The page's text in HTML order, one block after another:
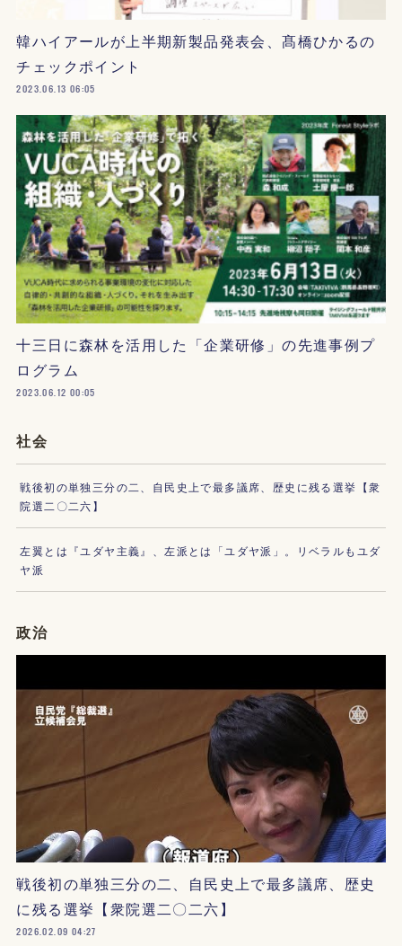
韓ハイアールが上半期新製品発表会、髙橋ひかるの
チェックポイント
2023.06.13 06:05
十三日に森林を活用した「企業研修」の先進事例プ
ログラム
2023.06.12 00:05
社会
戦後初の単独三分の二、自民史上で最多議席、歴史に残る選挙【衆
院選二〇二六】
左翼とは『ユダヤ主義』、左派とは「ユダヤ派」。リベラルもユダ
ヤ派
政治
戦後初の単独三分の二、自民史上で最多議席、歴史
に残る選挙【衆院選二〇二六】
2026.02.09 04:27